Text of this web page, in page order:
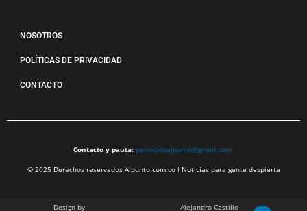
NOSOTROS
POLÍTICAS DE PRIVACIDAD
CONTACTO
Contacto y pauta: periodicoalpunto@gmail.com
© 2025 Derechos reservados Alpunto.com.co l Noticias para gente despierta
Design by Alejandro Castillo